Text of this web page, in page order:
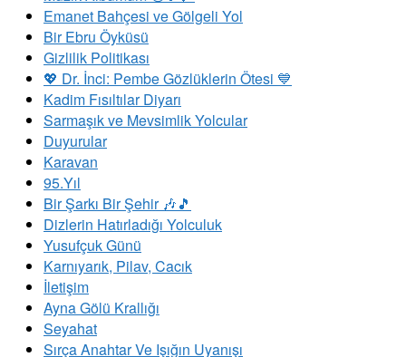
Emanet Bahçesi ve Gölgeli Yol
Bir Ebru Öyküsü
Gizlilik Politikası
💖 Dr. İnci: Pembe Gözlüklerin Ötesi 💙
Kadim Fısıltılar Diyarı
Sarmaşık ve Mevsimlik Yolcular
Duyurular
Karavan
95.Yıl
Bir Şarkı Bir Şehir 🎶🎵
Dizlerin Hatırladığı Yolculuk
Yusufçuk Günü
Karnıyarık, Pilav, Cacık
İletişim
Ayna Gölü Krallığı
Seyahat
Sırça Anahtar Ve Işığın Uyanışı